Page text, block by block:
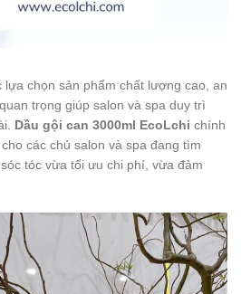
lựa chọn sản phẩm chất lượng cao, an
trọng giúp salon và spa duy trì
Dầu gội can 3000ml EcoLchi chính
các chủ salon và spa đang tìm
tóc vừa tối ưu chi phí, vừa đảm